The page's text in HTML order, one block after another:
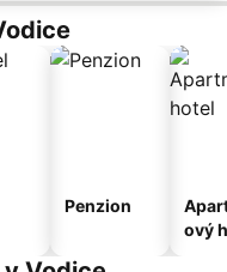
Penzion
ový